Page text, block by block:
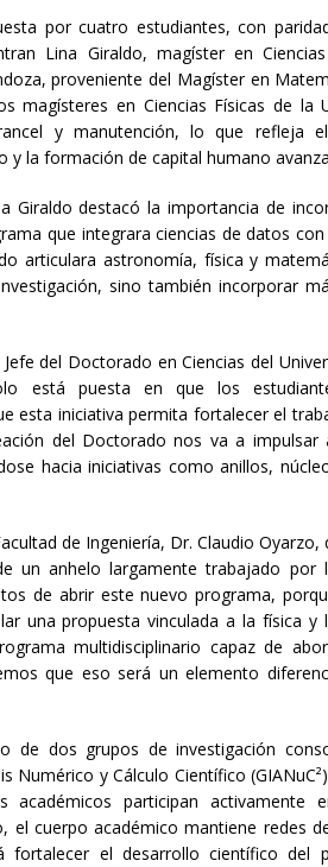
por cuatro estudiantes, con
Lina Giraldo, magíster en
proveniente del Magíster en
magísteres en Ciencias Físicas de la
y manutención, lo que refleja
la formación de capital humano
Giraldo destacó la importancia de
que integrara ciencias de datos
articulara astronomía, física y
sino también incorporar
del Doctorado en Ciencias del
está puesta en que los
esta iniciativa permita fortalecer el
del Doctorado nos va a
hacia iniciativas como anillos,
de Ingeniería, Dr. Claudio Oyarzo,
un anhelo largamente trabajado por
de abrir este nuevo programa,
una propuesta vinculada a la física y
multidisciplinario capaz de
que eso será un elemento
de dos grupos de investigación
Numérico y Cálculo Científico
académicos participan activamente
el cuerpo académico mantiene redes
fortalecer el desarrollo científico del